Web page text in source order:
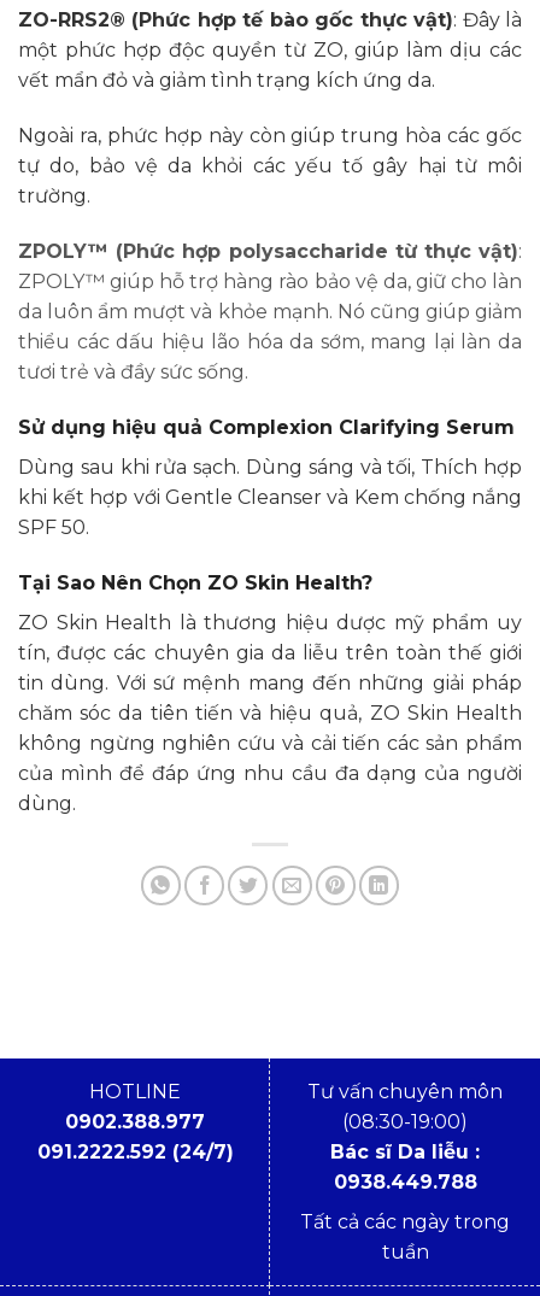
ZO-RRS2® (Phức hợp tế bào gốc thực vật): Đây là
một phức hợp độc quyền từ ZO, giúp làm dịu các
vết mẩn đỏ và giảm tình trạng kích ứng da.
Ngoài ra, phức hợp này còn giúp trung hòa các gốc
tự do, bảo vệ da khỏi các yếu tố gây hại từ môi
trường.
ZPOLY™ (Phức hợp polysaccharide từ thực vật):
ZPOLY™ giúp hỗ trợ hàng rào bảo vệ da, giữ cho làn
da luôn ẩm mượt và khỏe mạnh. Nó cũng giúp giảm
thiểu các dấu hiệu lão hóa da sớm, mang lại làn da
tươi trẻ và đầy sức sống.
Sử dụng hiệu quả Complexion Clarifying Serum
Dùng sau khi rửa sạch. Dùng sáng và tối, Thích hợp
khi kết hợp với Gentle Cleanser và Kem chống nắng
SPF 50.
Tại Sao Nên Chọn ZO Skin Health?
ZO Skin Health là thương hiệu dược mỹ phẩm uy
tín, được các chuyên gia da liễu trên toàn thế giới
tin dùng. Với sứ mệnh mang đến những giải pháp
chăm sóc da tiên tiến và hiệu quả, ZO Skin Health
không ngừng nghiên cứu và cải tiến các sản phẩm
của mình để đáp ứng nhu cầu đa dạng của người
dùng.
HOTLINE
0902.388.977
091.2222.592 (24/7)
Tư vấn chuyên môn
(08:30-19:00)
Bác sĩ Da liễu :
0938.449.788
Tất cả các ngày trong
tuần